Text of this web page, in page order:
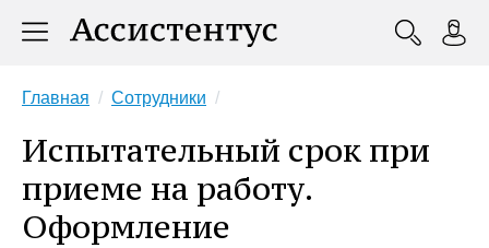
Главная Сотрудники
Испытательный срок при
приеме на работу.
Оформление